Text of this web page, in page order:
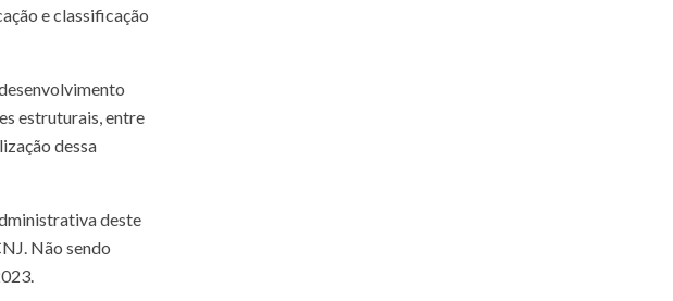
e classificação
estruturais, entre
dessa
deste
Não sendo